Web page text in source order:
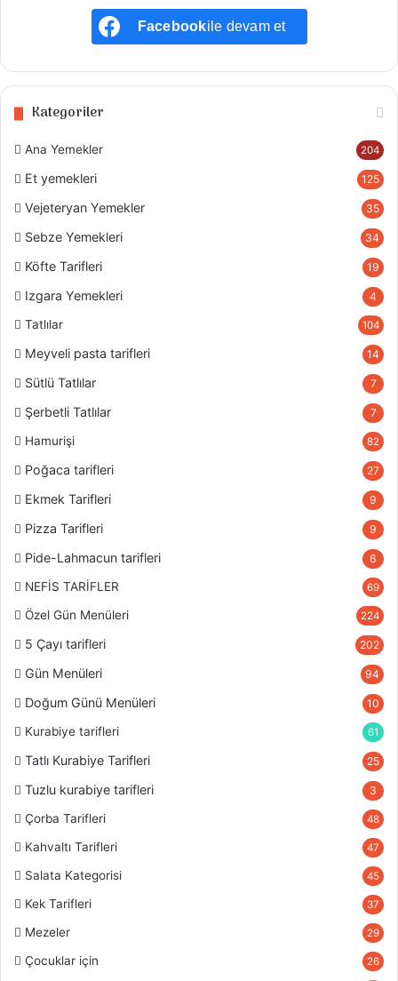
Facebookile devam et
Kategoriler
Ana Yemekler 204
Et yemekleri 125
Vejeteryan Yemekler 35
Sebze Yemekleri 34
Köfte Tarifleri 19
Izgara Yemekleri 4
Tatlılar 104
Meyveli pasta tarifleri 14
Sütlü Tatlılar 7
Şerbetli Tatlılar 7
Hamurişi 82
Poğaca tarifleri 27
Ekmek Tarifleri 9
Pizza Tarifleri 9
Pide-Lahmacun tarifleri 6
NEFİS TARİFLER 69
Özel Gün Menüleri 224
5 Çayı tarifleri 202
Gün Menüleri 94
Doğum Günü Menüleri 10
Kurabiye tarifleri 61
Tatlı Kurabiye Tarifleri 25
Tuzlu kurabiye tarifleri 3
Çorba Tarifleri 48
Kahvaltı Tarifleri 47
Salata Kategorisi 45
Kek Tarifleri 37
Mezeler 29
Çocuklar için 26